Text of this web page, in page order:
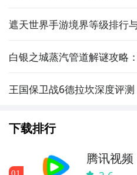
遮天世界手游境界等级排行
白银之城蒸汽管道解谜攻略
王国保卫战6德拉坎深度评
下载排行
腾讯视频